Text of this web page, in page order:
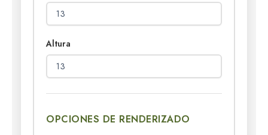
Altura
OPCIONES DE RENDERIZADO